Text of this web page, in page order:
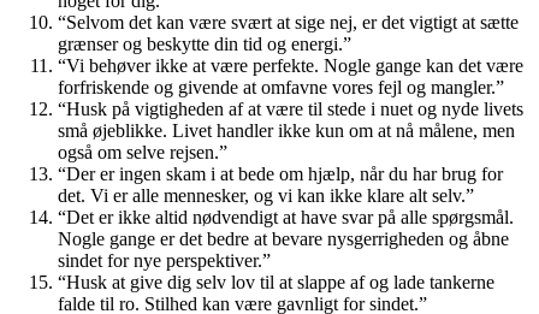
“Selvom det kan være svært at sige nej, er det vigtigt at sætte
grænser og beskytte din tid og energi.”
“Vi behøver ikke at være perfekte. Nogle gange kan det være
forfriskende og givende at omfavne vores fejl og mangler.”
“Husk på vigtigheden af at være til stede i nuet og nyde livets
små øjeblikke. Livet handler ikke kun om at nå målene, men
også om selve rejsen.”
“Der er ingen skam i at bede om hjælp, når du har brug for
det. Vi er alle mennesker, og vi kan ikke klare alt selv.”
“Det er ikke altid nødvendigt at have svar på alle spørgsmål.
Nogle gange er det bedre at bevare nysgerrigheden og åbne
sindet for nye perspektiver.”
“Husk at give dig selv lov til at slappe af og lade tankerne
falde til ro. Stilhed kan være gavnligt for sindet.”